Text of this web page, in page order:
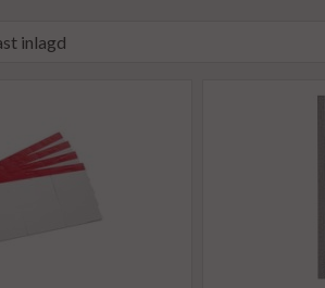
inlagd